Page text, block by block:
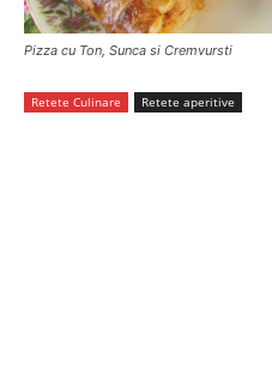
Pizza cu Ton, Sunca si Cremvursti
Retete Culinare Retete aperitive